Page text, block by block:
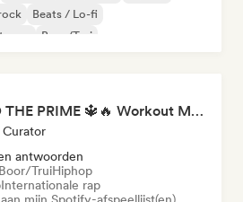
Beats / Lo-fi
Boor/Trui
BACK TO THE PRIME 🔱🔥 Workout Motivation Playlist
antwoorden
Boor/TruiHiphop
Internationale rap